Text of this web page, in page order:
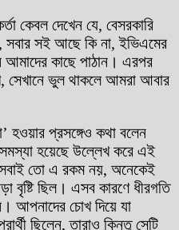
কেবল দেখেন যে, বেসরকারি
সই আছে কি না, ইভিএমের
আমাদের কাছে পাঠান। এরপর
সেখানে ভুল থাকলে আমরা আবার
প্রসঙ্গেও কথা বলেন
হয়েছে উল্লেখ করে এই
সবাই তো এ রকম নয়, অনেকেই
বৃষ্টি ছিল। এসব কারণে ধীরগতি
আপনাদের চোখ দিয়ে যা
ছিলেন, তারাও কিন্তু সেটি